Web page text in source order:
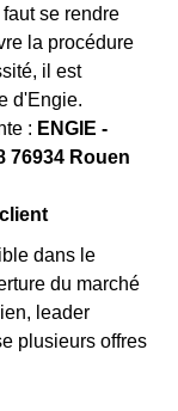
se rendre
la procédure
il est
d'Engie.
: ENGIE -
76934 Rouen
dans le
du marché
leader
plusieurs offres